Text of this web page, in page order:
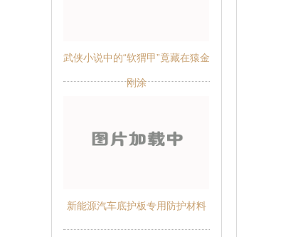
武侠小说中的“软猬甲”竟藏在猿金
刚涂
新能源汽车底护板专用防护材料